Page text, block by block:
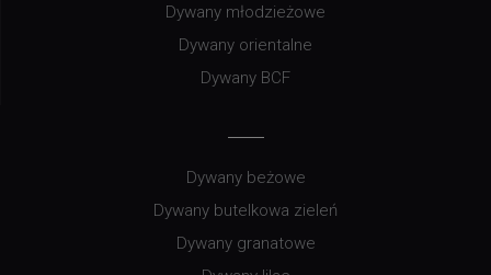
Dywany młodzieżowe
Dywany orientalne
Dywany BCF
Dywany beżowe
Dywany butelkowa zieleń
Dywany granatowe